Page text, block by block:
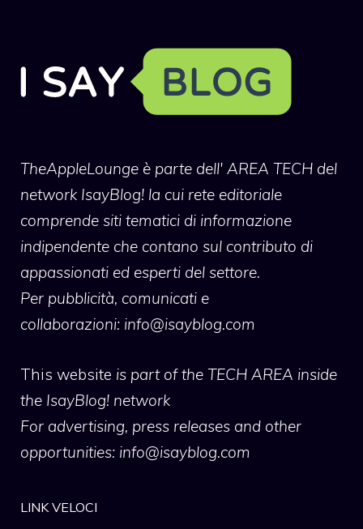
TheAppleLounge è parte dell' AREA TECH del
network IsayBlog! la cui rete editoriale
comprende siti tematici di informazione
indipendente che contano sul contributo di
appassionati ed esperti del settore.
Per pubblicità, comunicati e
collaborazioni: info@isayblog.com
This website is part of the TECH AREA inside
the IsayBlog! network
For advertising, press releases and other
opportunities: info@isayblog.com
LINK VELOCI